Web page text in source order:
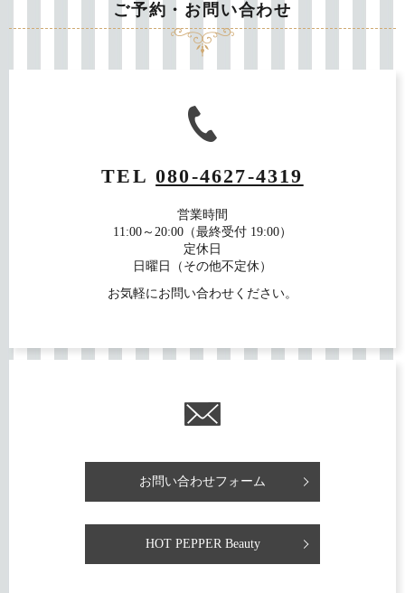
ご予約・お問い合わせ
TEL080-4627-4319
営業時間
11:00～20:00（最終受付 19:00）
定休日
日曜日（その他不定休）
お気軽にお問い合わせください。
お問い合わせフォーム
HOT PEPPER Beauty